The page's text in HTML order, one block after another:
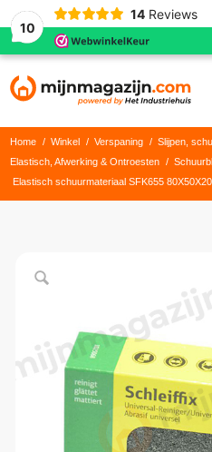
10
14 Reviews
Home / Winkel / Verspaning / Slijpen,
Elastisch, Afwerking & Ontroesten
/
Elastisch schuurmateriaal SFK655